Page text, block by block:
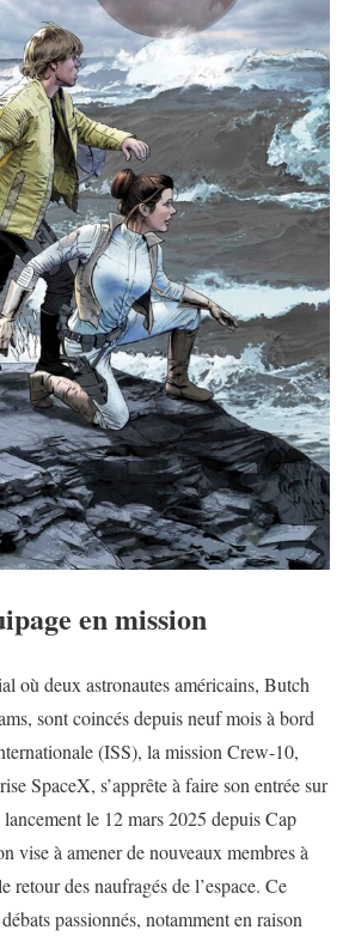
en mission
où deux astronautes américains, Butch
sont coincés depuis neuf mois à bord
(ISS), la mission Crew-10,
SpaceX, s’apprête à faire son entrée sur
le 12 mars 2025 depuis Cap
vise à amener de nouveaux membres à
retour des naufragés de l’espace. Ce
passionnés, notamment en raison